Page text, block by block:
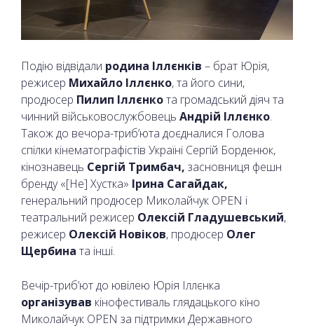
Подію відвідали родина Іллєнків – брат Юрія,
режисер Михайло Іллєнко, та його сини,
продюсер Пилип Іллєнкота громадський діяч та
чинний військовослужбовець Андрій Іллєнко.
Також до вечора-трибʼюта доєдналися Голова
спілки кінематографістів Україні Сергій Борденюк,
кінознавець Сергій Тримбач, засновниця фешн
бренду «[Не] Хустка» Ірина Сагайдак,
генеральний продюсер Миколайчук OPEN і
театральний режисер Олексій Гладушевський,
режисер Олексій Новіков, продюсер Олег
Щербина та інші.
Вечір-трибʼют до ювілею Юрія Іллєнка
організував кінофестиваль глядацького кіно
Миколайчук OPEN за підтримки Державного